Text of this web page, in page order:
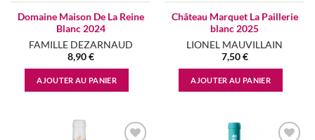
Domaine Maison De La Reine
Blanc 2024
FAMILLE DEZARNAUD
8,90€
AJOUTER AU PANIER
Château Marquet La Paillerie
blanc 2025
LIONEL MAUVILLAIN
7,50€
AJOUTER AU PANIER